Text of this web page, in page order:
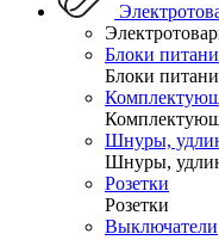
Блоки
Блоки
Шнуры,
Шнуры,
Розетки
Розетки
Выключатели